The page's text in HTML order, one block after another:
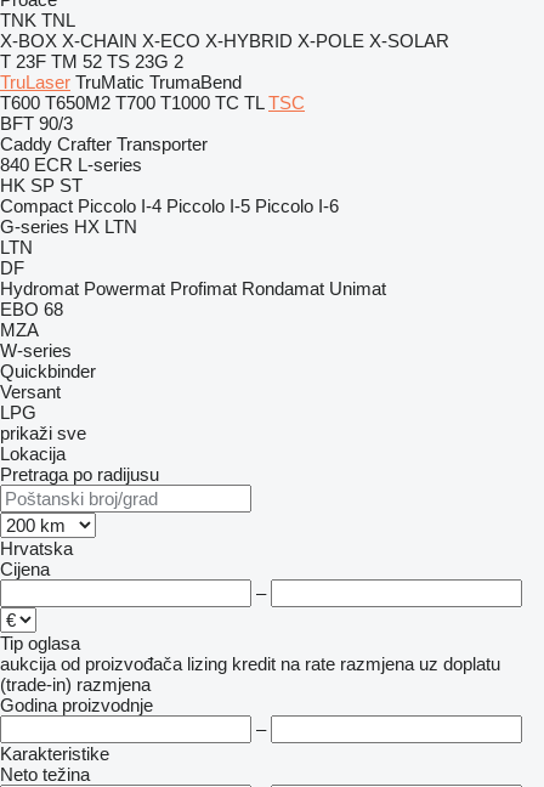
TNK TNL
X-BOX X-CHAIN X-ECO X-HYBRID X-POLE X-SOLAR
T 23F TM 52 TS 23G 2
TruLaser TruMatic TrumaBend
T600 T650M2 T700 T1000 TC TL TSC
BFT 90/3
Caddy Crafter Transporter
840 ECR L-series
HK SP ST
Compact Piccolo I-4 Piccolo I-5 Piccolo I-6
G-series HX LTN
LTN
DF
Hydromat Powermat Profimat Rondamat Unimat
EBO 68
MZA
W-series
Quickbinder
Versant
LPG
prikaži sve
Lokacija
Pretraga po radijusu
Hrvatska
Cijena
–
Tip oglasa
aukcija od proizvođača lizing kredit na rate razmjena uz doplatu
(trade-in) razmjena
Godina proizvodnje
–
Karakteristike
Neto težina